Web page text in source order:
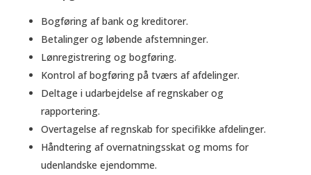
Bogføring af bank og kreditorer.
Betalinger og løbende afstemninger.
Lønregistrering og bogføring.
Kontrol af bogføring på tværs af afdelinger.
Deltage i udarbejdelse af regnskaber og
rapportering.
Overtagelse af regnskab for specifikke afdelinger.
Håndtering af overnatningsskat og moms for
udenlandske ejendomme.